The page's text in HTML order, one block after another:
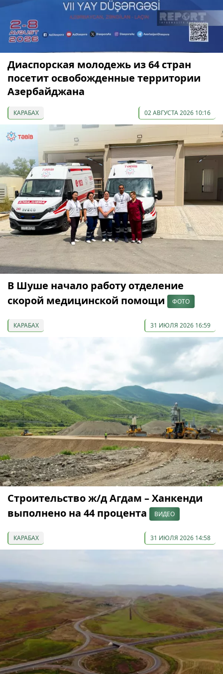
Диаспорская молодежь из 64 стран
посетит освобожденные территории
Азербайджана
КАРАБАХ 02 АВГУСТА 2026 10:16
В Шуше начало работу отделение
скорой медицинской помощи
ФОТО
КАРАБАХ 31 ИЮЛЯ 2026 16:59
Строительство ж/д Агдам – Ханкенди
выполнено на 44 процента
ВИДЕО
КАРАБАХ 31 ИЮЛЯ 2026 14:58